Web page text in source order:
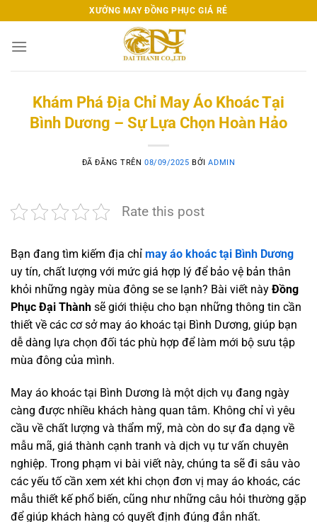
đến
nội
XƯỞNG MAY ĐỒNG PHỤC GIÁ RẺ
Khám Phá Địa Chỉ May Áo Khoác Tại
Bình Dương – Sự Lựa Chọn Hoàn Hảo
ĐÃ ĐĂNG TRÊN08/09/2025 BỞIADMIN
Rate this post
Bạn đang tìm kiếm địa chỉ may áo khoác tại Bình Dương
uy tín, chất lượng với mức giá hợp lý để bảo vệ bản thân
khỏi những ngày mùa đông se se lạnh? Bài viết này Đồng
Phục Đại Thành sẽ giới thiệu cho bạn những thông tin cần
thiết về các cơ sở may áo khoác tại Bình Dương, giúp bạn
dễ dàng lựa chọn đối tác phù hợp để làm mới bộ sưu tập
mùa đông của mình.
May áo khoác tại Bình Dương là một dịch vụ đang ngày
càng được nhiều khách hàng quan tâm. Không chỉ vì yêu
cầu về chất lượng và thẩm mỹ, mà còn do sự đa dạng về
mẫu mã, giá thành cạnh tranh và dịch vụ tư vấn chuyên
nghiệp. Trong phạm vi bài viết này, chúng ta sẽ đi sâu vào
các yếu tố cần xem xét khi chọn đơn vị may áo khoác, các
mẫu thiết kế phổ biến, cũng như những câu hỏi thường gặp
để giúp khách hàng có quyết định đúng đắn nhất.